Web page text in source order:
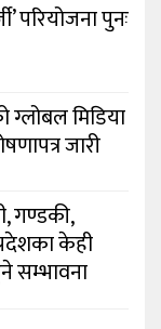
परियोजना पुनः
मिडिया
जारी
गण्डकी,
केही
सम्भावना